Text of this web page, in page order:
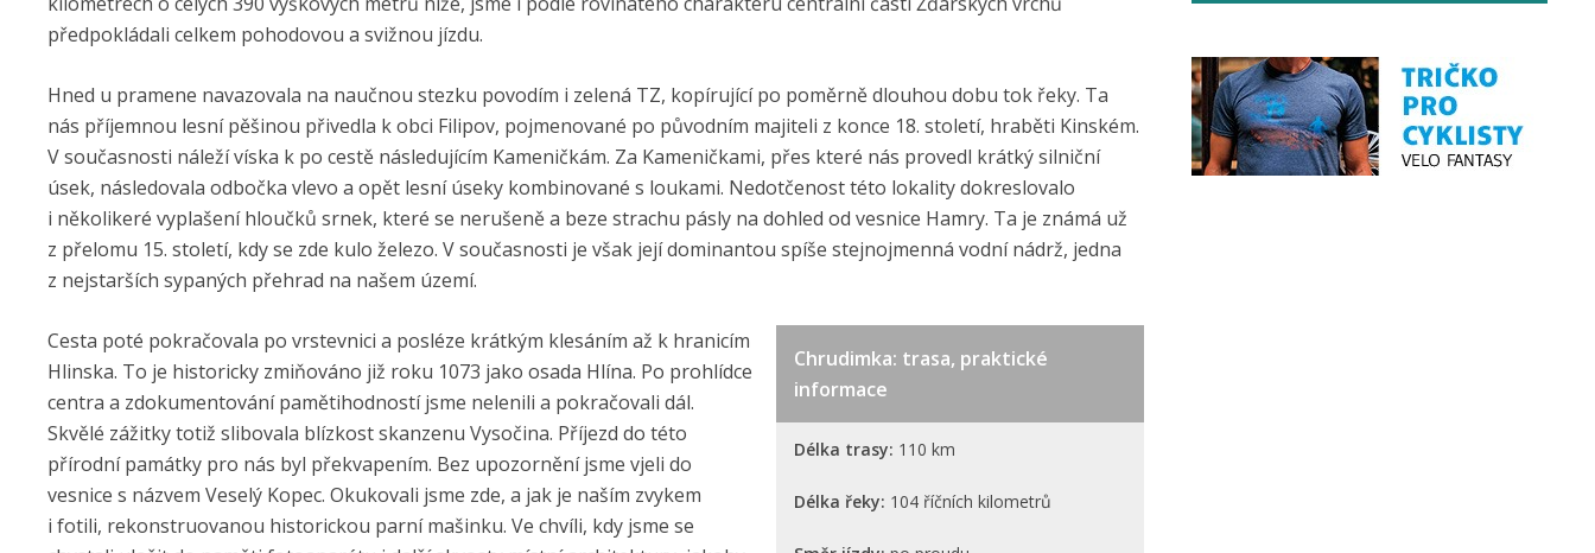
předpokládali celkem pohodovou a svižnou jízdu.
Hned u pramene navazovala na naučnou stezku povodím i zelená TZ, kopírující po poměrně dlouhou dobu tok řeky. Ta
nás příjemnou lesní pěšinou přivedla k obci Filipov, pojmenované po původním majiteli z konce 18. století, hraběti Kinském.
V současnosti náleží víska k po cestě následujícím Kameničkám. Za Kameničkami, přes které nás provedl krátký silniční
úsek, následovala odbočka vlevo a opět lesní úseky kombinované s loukami. Nedotčenost této lokality dokreslovalo
i několikeré vyplašení hloučků srnek, které se nerušeně a beze strachu pásly na dohled od vesnice Hamry. Ta je známá už
z přelomu 15. století, kdy se zde kulo železo. V současnosti je však její dominantou spíše stejnojmenná vodní nádrž, jedna
z nejstarších sypaných přehrad na našem území.
Chrudimka: trasa, praktické
informace
Délka trasy: 110 km
Délka řeky: 104 říčních kilometrů
Cesta poté pokračovala po vrstevnici a posléze krátkým klesáním až k hranicím
Hlinska. To je historicky zmiňováno již roku 1073 jako osada Hlína. Po prohlídce
centra a zdokumentování pamětihodností jsme nelenili a pokračovali dál.
Skvělé zážitky totiž slibovala blízkost skanzenu Vysočina. Příjezd do této
přírodní památky pro nás byl překvapením. Bez upozornění jsme vjeli do
vesnice s názvem Veselý Kopec. Okukovali jsme zde, a jak je naším zvykem
i fotili, rekonstruovanou historickou parní mašinku. Ve chvíli, kdy jsme se